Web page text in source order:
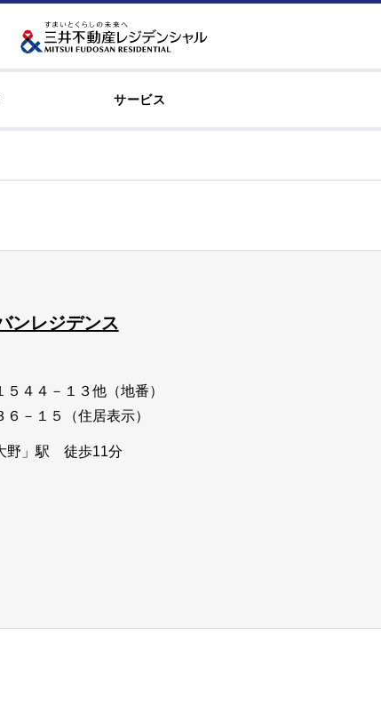
サービス
ンレジデンス
４４－１３他（地番）
－１５（住居表示）
野」駅 徒歩11分